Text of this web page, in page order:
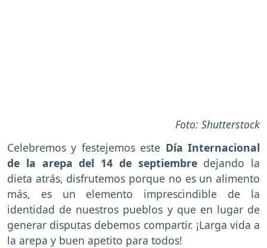
Foto: Shutterstock
Celebremos y festejemos este Día Internacional
de la arepa del 14 de septiembredejando la
dieta atrás, disfrutemos porque no es un alimento
más, es un elemento imprescindible de la
identidad de nuestros pueblos y que en lugar de
generar disputas debemos compartir. ¡Larga vida a
la arepa y buen apetito para todos!